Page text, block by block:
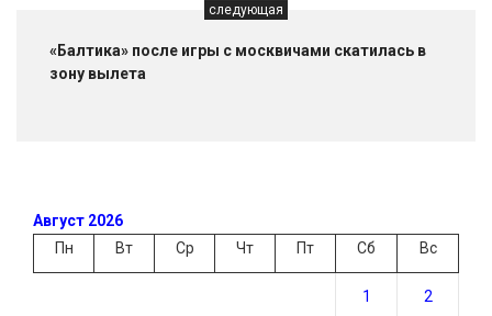
следующая
«Балтика» после игры с москвичами скатилась в
зону вылета
Август 2026
Пн
Вт Ср Чт Пт Сб Вс
1 2